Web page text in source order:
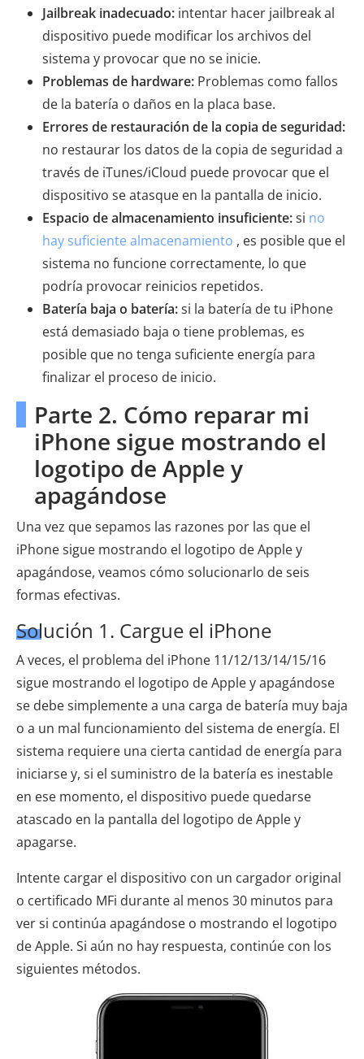
Jailbreak inadecuado: intentar hacer jailbreak al
dispositivo puede modificar los archivos del
sistema y provocar que no se inicie.
Problemas de hardware: Problemas como fallos
de la batería o daños en la placa base.
Errores de restauración de la copia de seguridad:
no restaurar los datos de la copia de seguridad a
través de iTunes/iCloud puede provocar que el
dispositivo se atasque en la pantalla de inicio.
Espacio de almacenamiento insuficiente:si no
hay suficiente almacenamiento , es posible que el
sistema no funcione correctamente, lo que
podría provocar reinicios repetidos.
Batería baja o batería:si la batería de tu iPhone
está demasiado baja o tiene problemas, es
posible que no tenga suficiente energía para
finalizar el proceso de inicio.
Parte 2. Cómo reparar mi
iPhone sigue mostrando el
logotipo de Apple y
apagándose
Una vez que sepamos las razones por las que el
iPhone sigue mostrando el logotipo de Apple y
apagándose, veamos cómo solucionarlo de seis
formas efectivas.
Solución 1. Cargue el iPhone
A veces, el problema del iPhone 11/12/13/14/15/16
sigue mostrando el logotipo de Apple y apagándose
se debe simplemente a una carga de batería muy baja
o a un mal funcionamiento del sistema de energía. El
sistema requiere una cierta cantidad de energía para
iniciarse y, si el suministro de la batería es inestable
en ese momento, el dispositivo puede quedarse
atascado en la pantalla del logotipo de Apple y
apagarse.
Intente cargar el dispositivo con un cargador original
o certificado MFi durante al menos 30 minutos para
ver si continúa apagándose o mostrando el logotipo
de Apple. Si aún no hay respuesta, continúe con los
siguientes métodos.